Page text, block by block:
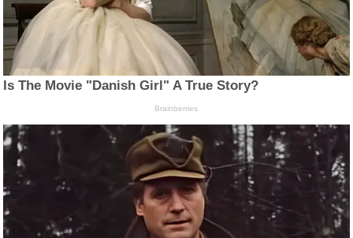
Is The Movie "Danish Girl" A True Story?
Brainberries